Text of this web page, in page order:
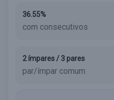
36.55%
com consecutivos
2 ímpares / 3 pares
par/ímpar comum